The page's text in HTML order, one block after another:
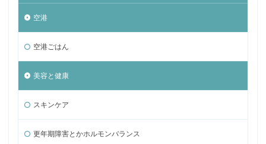
空港
空港ごはん
美容と健康
スキンケア
更年期障害とかホルモンバランス